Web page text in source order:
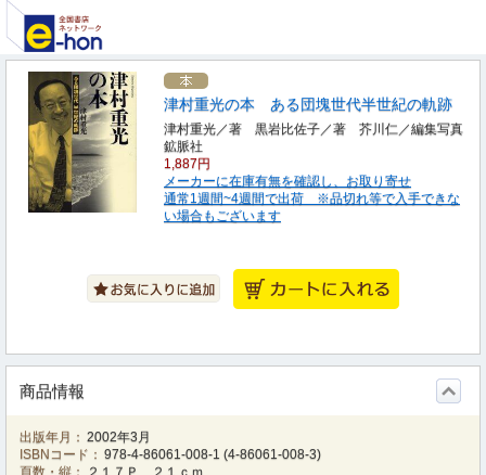
津村重光の本 ある団塊世代半世紀の軌跡
津村重光／著 黒岩比佐子／著 芥川仁／編集写真
鉱脈社
1,887円
メーカーに在庫有無を確認し、お取り寄せ
通常1週間~4週間で出荷 ※品切れ等で入手できな
い場合もございます
商品情報
出版年月： 2002年3月
ISBNコード： 978-4-86061-008-1 (4-86061-008-3)
頁数・縦：
２１７Ｐ ２１ｃｍ